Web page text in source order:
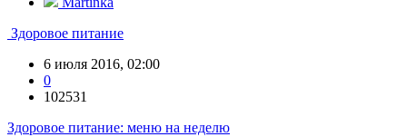
Здоровое питание
6 июля 2016, 02:00
0
102531
Здоровое питание: меню на неделю